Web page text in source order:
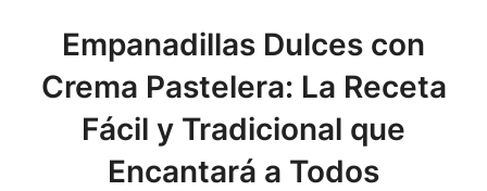
Empanadillas Dulces con
Crema Pastelera: La Receta
Fácil y Tradicional que
Encantará a Todos